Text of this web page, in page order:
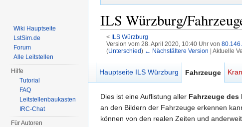
ILS Würzburg/
< ILS Würzburg
Version vom 28. April 2020, 10:40 Uhr von
(Unterschied) ← Nächstältere Version | Aktuelle
Hauptseite ILS Würzburg
Fahrzeuge
Dies ist eine Auflistung aller Fahrzeuge
an den Bildern der Fahrzeuge erkennen
können von den realen Zeiten und
Wiki Hauptseite
LstSim.de
Forum
Alle Leitstellen
Hilfe
Tutorial
FAQ
Leitstellenbaukasten
IRC-Chat
Für Autoren